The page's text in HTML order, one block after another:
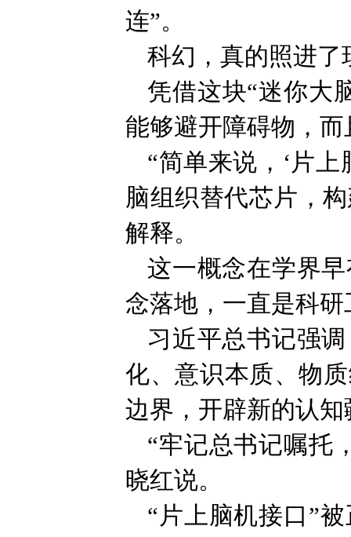
连”。
科幻，真的照进了
凭借这块“迷你大
能够避开障碍物，
“简单来说，‘片
脑组织替代芯片，
解释。
这一概念在学界
念落地，一直是科
习近平总书记强
化、意识本质、物
边界，开辟新的认知
“牢记总书记嘱托
晓红说。
“片上脑机接口”